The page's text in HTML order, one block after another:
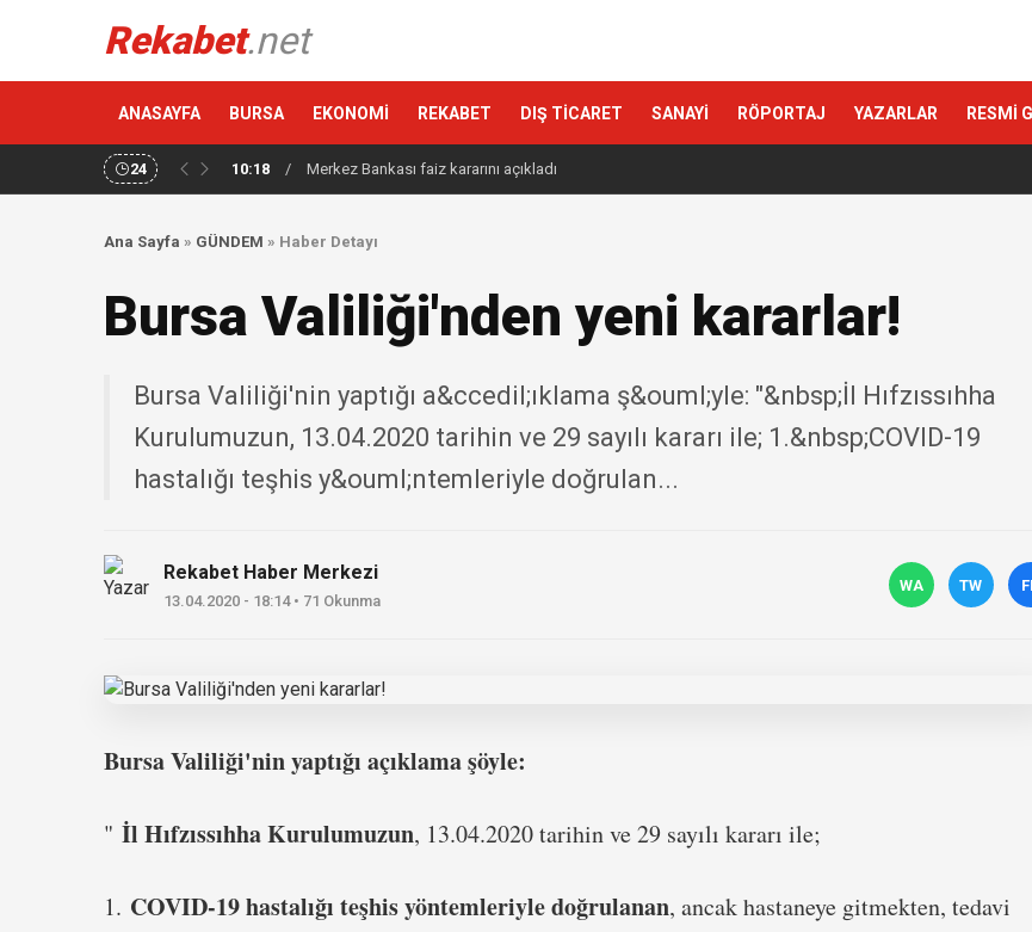
Rekabet.net
ANASAYFA BURSA EKONOMİ REKABET DIŞ TİCARET SANAYİ RÖPORTAJ YAZARLAR RESMİ
24 10:18 / Merkez Bankası faiz kararını açıkladı
Ana Sayfa » GÜNDEM » Haber Detayı
Bursa Valiliği'nden yeni kararlar!
Bursa Valiliği'nin yaptığı a&ccedil;ıklama ş&ouml;yle: "&nbsp;İl Hıfzıssıhha
Kurulumuzun, 13.04.2020 tarihin ve 29 sayılı kararı ile; 1.&nbsp;COVID-19
hastalığı teşhis y&ouml;ntemleriyle doğrulan...
Rekabet Haber Merkezi
13.04.2020 - 18:14 • 71 Okunma
WA TW
Bursa Valiliği'nin yaptığı açıklama şöyle:
" İl Hıfzıssıhha Kurulumuzun, 13.04.2020 tarihin ve 29 sayılı kararı ile;
1. COVID-19 hastalığı teşhis yöntemleriyle doğrulanan, ancak hastaneye gitmekten, tedavi